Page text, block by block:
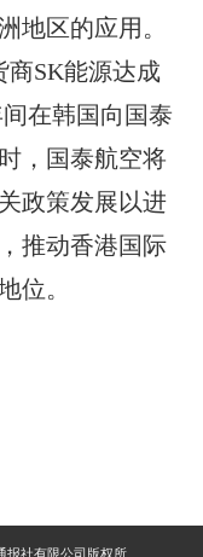
地区的应用。
SK能源达成
在韩国向国泰
，国泰航空将
政策发展以进
推动香港国际
位。
报社有限公司版权所